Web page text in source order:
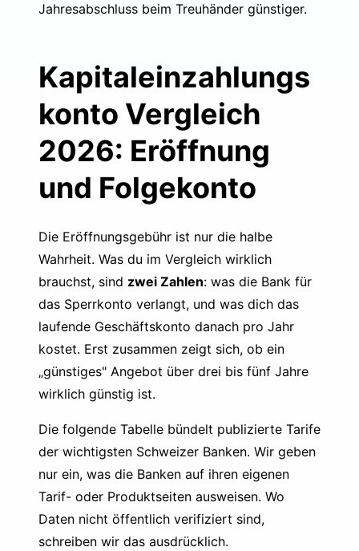
Jahresabschluss beim Treuhänder günstiger.
Kapitaleinzahlungs
konto Vergleich
2026: Eröffnung
und Folgekonto
Die Eröffnungsgebühr ist nur die halbe
Wahrheit. Was du im Vergleich wirklich
brauchst, sind zwei Zahlen: was die Bank für
das Sperrkonto verlangt, und was dich das
laufende Geschäftskonto danach pro Jahr
kostet. Erst zusammen zeigt sich, ob ein
„günstiges" Angebot über drei bis fünf Jahre
wirklich günstig ist.
Die folgende Tabelle bündelt publizierte Tarife
der wichtigsten Schweizer Banken. Wir geben
nur ein, was die Banken auf ihren eigenen
Tarif- oder Produktseiten ausweisen. Wo
Daten nicht öffentlich verifiziert sind,
schreiben wir das ausdrücklich.